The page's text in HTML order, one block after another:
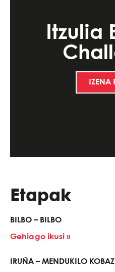
Itzulia
IZENA
Etapak
BILBO – BILBO
Gehiago ikusi »
IRUÑA – MENDUKILO